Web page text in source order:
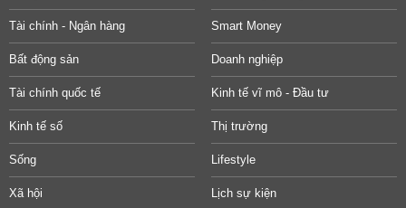
Tài chính - Ngân hàng Smart Money
Bất động sản Doanh nghiệp
Tài chính quốc tế Kinh tế vĩ mô - Đầu tư
Kinh tế số Thị trường
Sống Lifestyle
Xã hội Lịch sự kiện